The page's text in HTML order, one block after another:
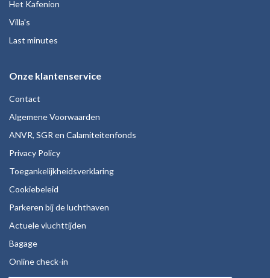
Het Kafenion
Villa's
Last minutes
Onze klantenservice
Contact
Algemene Voorwaarden
ANVR, SGR en Calamiteitenfonds
Privacy Policy
Toegankelijkheidsverklaring
Cookiebeleid
Parkeren bij de luchthaven
Actuele vluchttijden
Bagage
Online check-in